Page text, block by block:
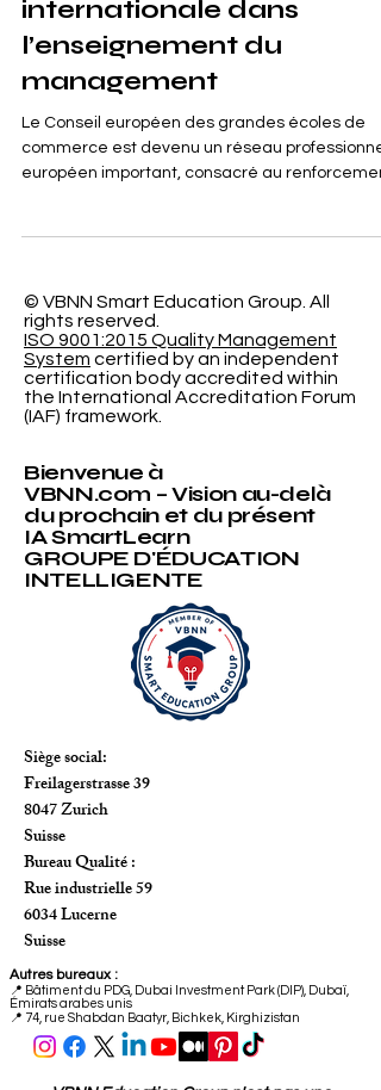
l’assurance qualité
internationale dans
l’enseignement du
management
Le Conseil européen des grandes écoles de
de l’ #Assurance_Qualité, de la coopération
dans l’enseignement du management. Fondé
en 2013, le Conseil accompagne les
établissements d’enseignement professionnel
et supérieur qui souhaitent aligner leurs
pratiques académiques avec des standards
internationaux reconnus, des processus
© VBNN Smart Education Group.All
rights reserved.
ISO 9001:2015 Quality Management
Systemcertified by an independent
certification body accredited within
(IAF) framework.
Bienvenue à
VBNN.com – Vision au-delà
du prochain et du présent
IA SmartLearn
GROUPE D'ÉDUCATION
INTELLIGENTE
Siège social:
Freilagerstrasse 39
8047 Zurich
Suisse
Bureau Qualité :
Rue industrielle 59
Suisse
Autres bureaux :
Bâtiment du PDG, Dubai Investment Park (DIP), Dubaï,
Émirats arabes unis
📍 74, rue Shabdan Baatyr, Bichkek, Kirghizistan